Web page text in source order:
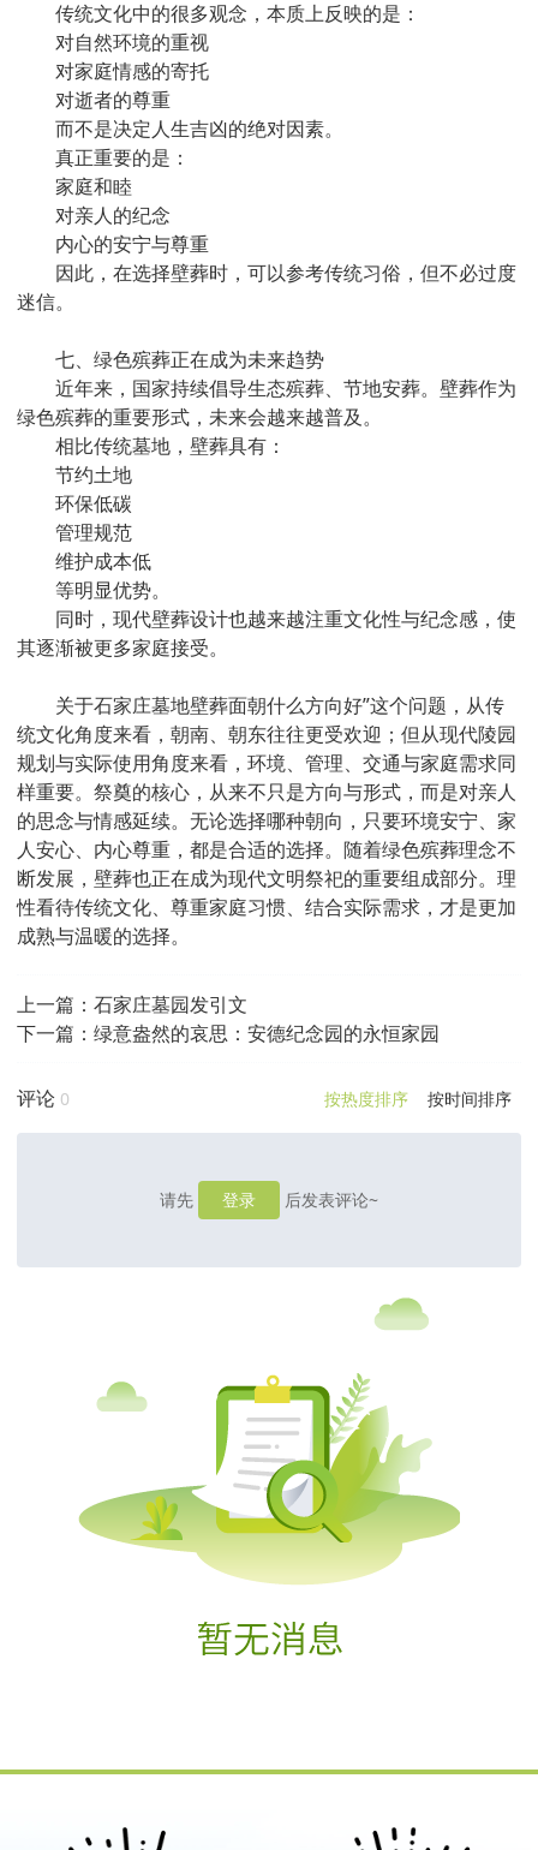
传统文化中的很多观念，本质上反映的是：
对自然环境的重视
对家庭情感的寄托
对逝者的尊重
而不是决定人生吉凶的绝对因素。
真正重要的是：
家庭和睦
对亲人的纪念
内心的安宁与尊重
因此，在选择壁葬时，可以参考传统习俗，但不必过度
迷信。
七、绿色殡葬正在成为未来趋势
近年来，国家持续倡导生态殡葬、节地安葬。壁葬作为
绿色殡葬的重要形式，未来会越来越普及。
相比传统墓地，壁葬具有：
节约土地
环保低碳
管理规范
维护成本低
等明显优势。
同时，现代壁葬设计也越来越注重文化性与纪念感，使
其逐渐被更多家庭接受。
关于石家庄墓地壁葬面朝什么方向好”这个问题，从传
统文化角度来看，朝南、朝东往往更受欢迎；但从现代陵园
规划与实际使用角度来看，环境、管理、交通与家庭需求同
样重要。祭奠的核心，从来不只是方向与形式，而是对亲人
的思念与情感延续。无论选择哪种朝向，只要环境安宁、家
人安心、内心尊重，都是合适的选择。随着绿色殡葬理念不
断发展，壁葬也正在成为现代文明祭祀的重要组成部分。理
性看待传统文化、尊重家庭习惯、结合实际需求，才是更加
成熟与温暖的选择。
上一篇： 石家庄墓园发引文
下一篇： 绿意盎然的哀思：安德纪念园的永恒家园
评论 0 按热度排序 按时间排序
请先 登录 后发表评论~